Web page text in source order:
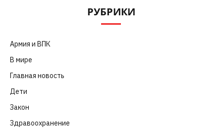
РУБРИКИ
Армия и ВПК
В мире
Главная новость
Дети
Закон
Здравоохранение